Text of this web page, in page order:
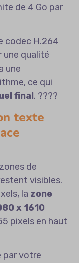
de 4 Go par
codec H.264
une qualité
une
ce qui
final. ????
texte
de
visibles.
la zone
x 1610
pixels en haut
par votre